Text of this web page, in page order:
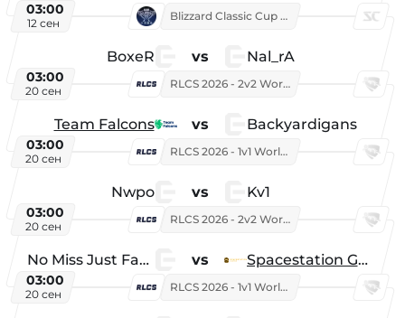
03:00
12 сен
Blizzard Classic Cup 2026
BoxeR vs Nal_rA
03:00
20 сен
RLCS 2026 - 2v2 World Championship
Team Falcons vs Backyardigans
03:00
20 сен
RLCS 2026 - 1v1 World Championship
Nwpo vs Kv1
03:00
20 сен
RLCS 2026 - 2v2 World Championship
No Miss Just Fake vs Spacestation Gaming
03:00
20 сен
RLCS 2026 - 1v1 World Championship